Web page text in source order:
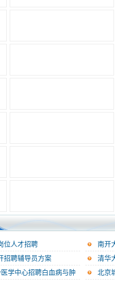
位人才招聘
南开
招聘辅导员方案
清华
学中心招聘白血病与肿
北京